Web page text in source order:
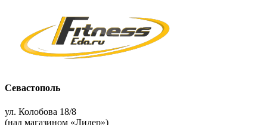
Севастополь
ул. Колобова 18/8
(над магазином «Лидер»)